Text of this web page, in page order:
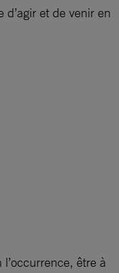
d’agir et de venir en
être à